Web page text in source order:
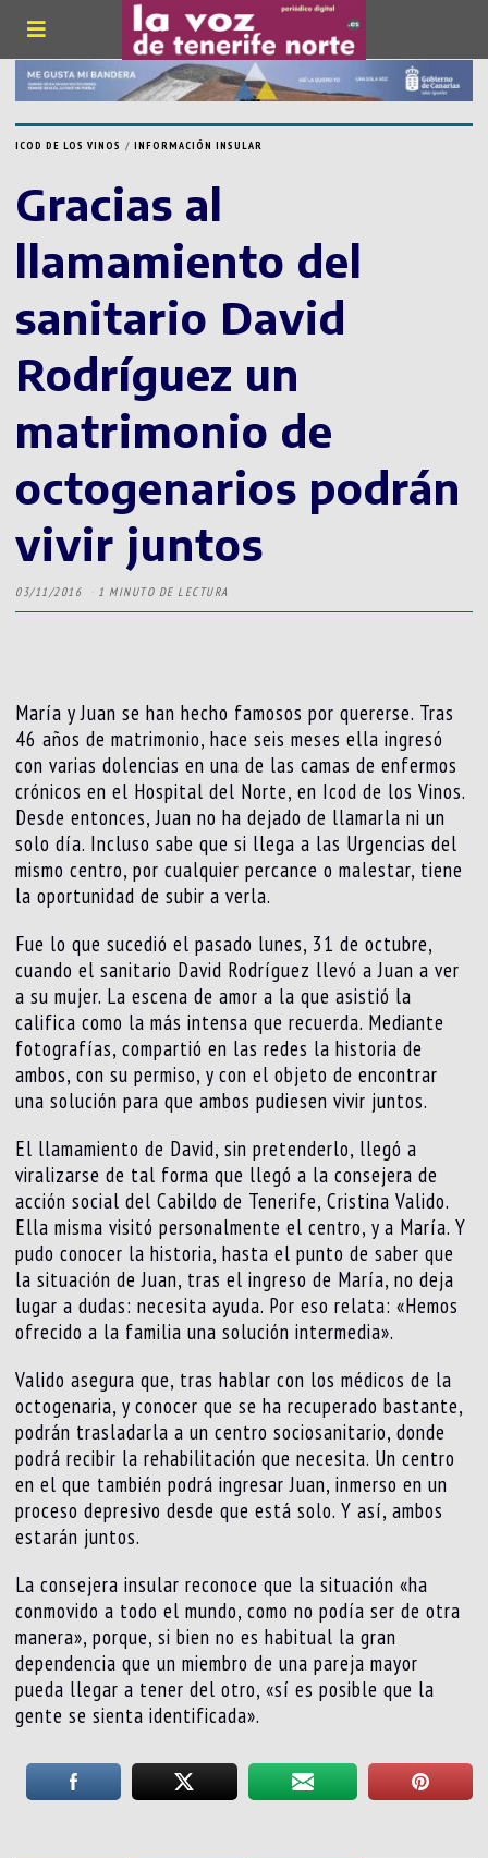
ICOD DE LOS VINOS / INFORMACIÓN INSULAR
Gracias al
llamamiento del
sanitario David
Rodríguez un
matrimonio de
octogenarios podrán
vivir juntos
03/11/2016 1 MINUTO DE LECTURA
María y Juan se han hecho famosos por quererse. Tras
46 años de matrimonio, hace seis meses ella ingresó
con varias dolencias en una de las camas de enfermos
crónicos en el Hospital del Norte, en Icod de los Vinos.
Desde entonces, Juan no ha dejado de llamarla ni un
solo día. Incluso sabe que si llega a las Urgencias del
mismo centro, por cualquier percance o malestar, tiene
la oportunidad de subir a verla.
Fue lo que sucedió el pasado lunes, 31 de octubre,
cuando el sanitario David Rodríguez llevó a Juan a ver
a su mujer. La escena de amor a la que asistió la
califica como la más intensa que recuerda. Mediante
fotografías, compartió en las redes la historia de
ambos, con su permiso, y con el objeto de encontrar
una solución para que ambos pudiesen vivir juntos.
El llamamiento de David, sin pretenderlo, llegó a
viralizarse de tal forma que llegó a la consejera de
acción social del Cabildo de Tenerife, Cristina Valido.
Ella misma visitó personalmente el centro, y a María. Y
pudo conocer la historia, hasta el punto de saber que
la situación de Juan, tras el ingreso de María, no deja
lugar a dudas: necesita ayuda. Por eso relata: «Hemos
ofrecido a la familia una solución intermedia».
Valido asegura que, tras hablar con los médicos de la
octogenaria, y conocer que se ha recuperado bastante,
podrán trasladarla a un centro sociosanitario, donde
podrá recibir la rehabilitación que necesita. Un centro
en el que también podrá ingresar Juan, inmerso en un
proceso depresivo desde que está solo. Y así, ambos
estarán juntos.
La consejera insular reconoce que la situación «ha
conmovido a todo el mundo, como no podía ser de otra
manera», porque, si bien no es habitual la gran
dependencia que un miembro de una pareja mayor
pueda llegar a tener del otro, «sí es posible que la
gente se sienta identificada».